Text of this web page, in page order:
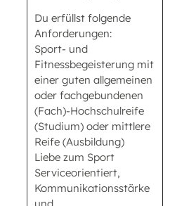
Du erfüllst folgende
Anforderungen:
Sport- und
Fitnessbegeisterung mit
einer guten allgemeinen
oder fachgebundenen
(Fach)-Hochschulreife
(Studium) oder mittlere
Reife (Ausbildung)
Liebe zum Sport
Serviceorientiert,
Kommunikationsstärke